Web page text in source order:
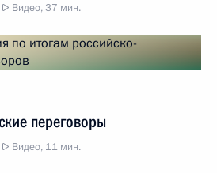
Видео, 37 мин.
переговоры
Видео, 11 мин.